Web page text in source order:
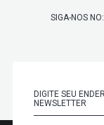
SIGA-NOS NO: